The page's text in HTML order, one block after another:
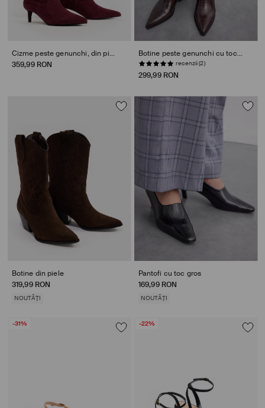
Cizme peste genunchi, din piele
359,99 RON
Botine peste genunchi cu toc gros
recenzii (2)
299,99 RON
Botine din piele
319,99 RON
NOUTĂȚI
Pantofi cu toc gros
169,99 RON
NOUTĂȚI
-31% -22%